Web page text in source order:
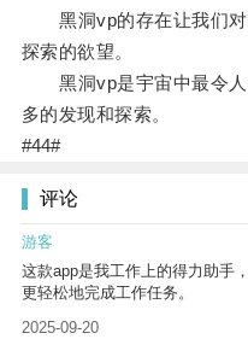
黑洞vp的存在让我们对
探索的欲望。
黑洞vp是宇宙中最令人
多的发现和探索。
#44#
评论
游客
这款app是我工作上的得力助手
更轻松地完成工作任务。
2025-09-20